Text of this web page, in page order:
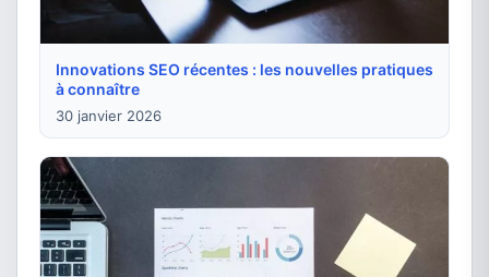
Innovations SEO récentes : les nouvelles pratiques
à connaître
30 janvier 2026